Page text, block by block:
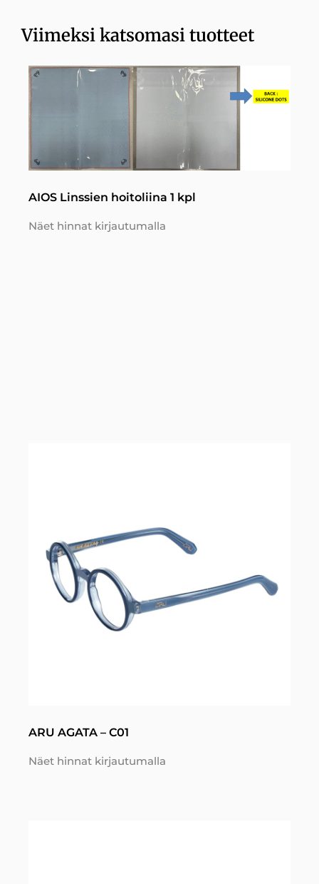
Viimeksi katsomasi tuotteet
AIOS Linssien hoitoliina 1 kpl
Näet hinnat kirjautumalla
ARU AGATA – C01
Näet hinnat kirjautumalla